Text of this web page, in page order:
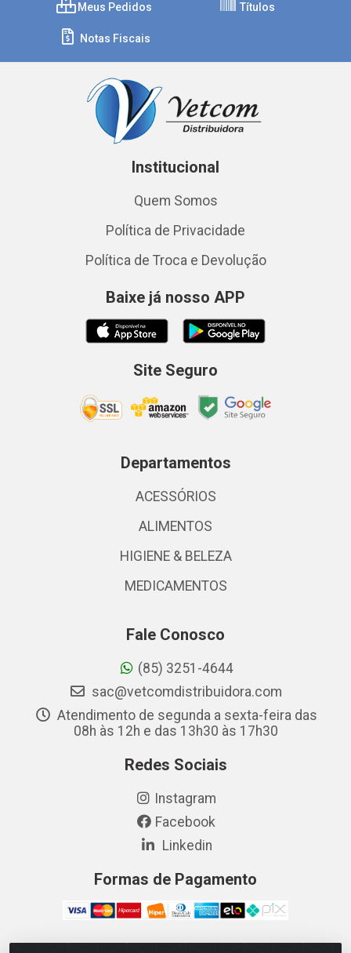
Meus Pedidos Títulos
Notas Fiscais
Institucional
Quem Somos
Política de Privacidade
Política de Troca e Devolução
Baixe já nosso APP
Site Seguro
Departamentos
ACESSÓRIOS
ALIMENTOS
HIGIENE & BELEZA
MEDICAMENTOS
Fale Conosco
(85) 3251-4644
sac@vetcomdistribuidora.com
Atendimento de segunda a sexta-feira das
08h às 12h e das 13h30 às 17h30
Redes Sociais
Instagram
Facebook
Linkedin
Formas de Pagamento